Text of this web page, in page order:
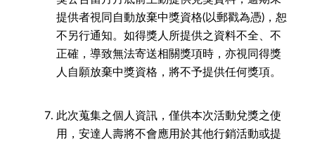
提供者視同自動放棄中獎資格(以郵戳為憑)，恕
不另行通知。如得獎人所提供之資料不全、不
正確，導致無法寄送相關獎項時，亦視同得獎
人自願放棄中獎資格，將不予提供任何獎項。
此次蒐集之個人資訊，僅供本次活動兌獎之使
用，安達人壽將不會應用於其他行銷活動或提